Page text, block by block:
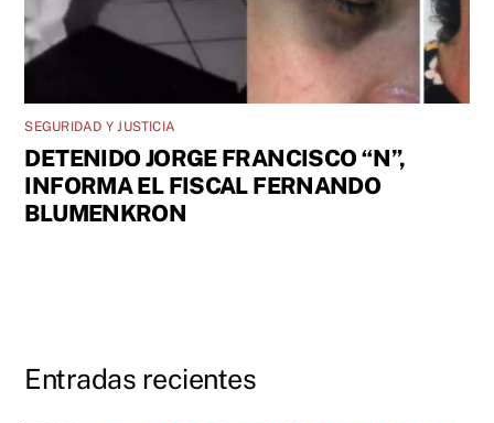
SEGURIDAD Y JUSTICIA
DETENIDO JORGE FRANCISCO “N”,
INFORMA EL FISCAL FERNANDO
BLUMENKRON
Entradas recientes